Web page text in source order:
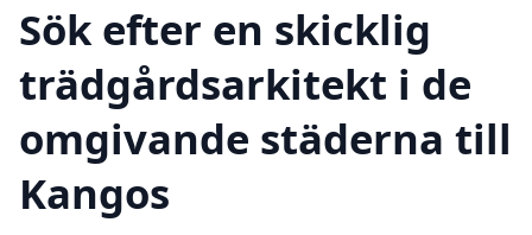
Sök efter en skicklig
trädgårdsarkitekt i de
omgivande städerna till
Kangos